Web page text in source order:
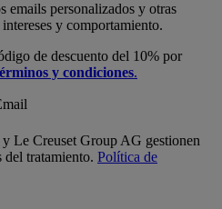
emails personalizados y otras
y comportamiento.
de descuento del 10% por
y condiciones.
Le Creuset Group AG gestionen
del tratamiento. Política de